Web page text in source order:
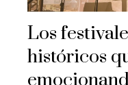
Los
históricos